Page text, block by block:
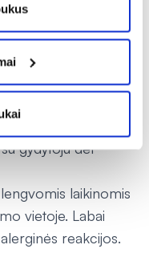
šio vaisto
arba vaistininką.
sukelti šalutinį
iš toliau išvardytų
gydytoju dėl
laikinomis
vietoje. Labai
reakcijos.